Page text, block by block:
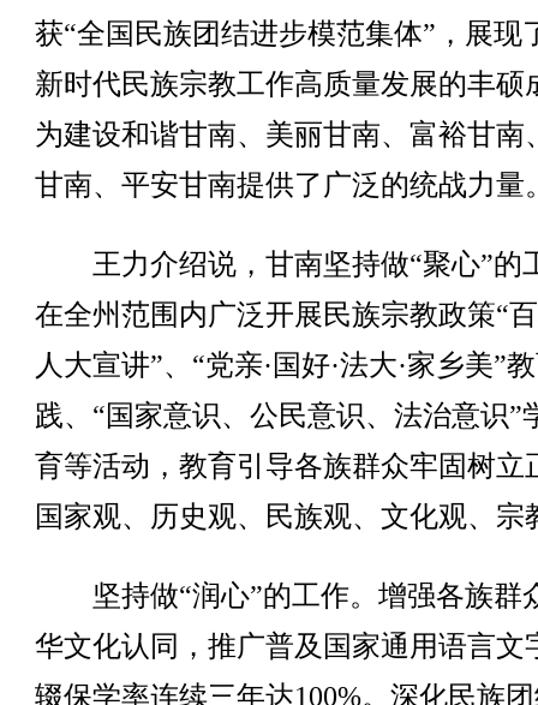
获“全国民族团结进步模范集体”，展现
新时代民族宗教工作高质量发展的丰硕
为建设和谐甘南、美丽甘南、富裕甘南
甘南、平安甘南提供了广泛的统战力量
王力介绍说，甘南坚持做“聚心”的
在全州范围内广泛开展民族宗教政策“
人大宣讲”、“党亲·国好·法大·家乡美”
践、“国家意识、公民意识、法治意识”
育等活动，教育引导各族群众牢固树立
国家观、历史观、民族观、文化观、宗
坚持做“润心”的工作。增强各族群
华文化认同，推广普及国家通用语言文
辍保学率连续三年达100%。深化民族